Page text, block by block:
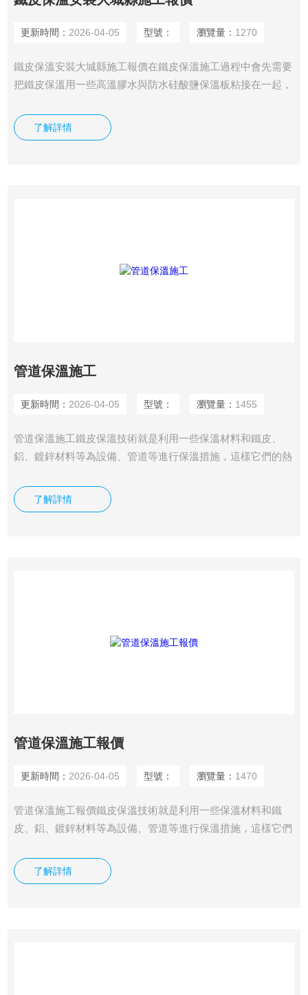
更新時間： 2026-04-05 型號： 瀏覽量： 1270
鐵皮保溫安裝大城縣施工報價在鐵皮保溫施工過程中會先需要
把鐵皮保溫用一些高溫膠水與防水硅酸鹽保溫板粘接在一起，
刷一些防水涂料，把相應的薄鋁板安裝好，這是鐵皮保溫施工
工藝的*步。
了解詳情
管道保溫施工
更新時間： 2026-04-05 型號： 瀏覽量： 1455
管道保溫施工鐵皮保溫技術就是利用一些保溫材料和鐵皮、
鋁、鍍鋅材料等為設備、管道等進行保溫措施，這樣它們的熱
有時會影響設備和管道的正常工作，比如低溫會凍裂管道，所
以也需鐵皮保溫技術來保護它們，使其在低溫環(huán)境下也
了解詳情
管道保溫施工報價
更新時間： 2026-04-05 型號： 瀏覽量： 1470
管道保溫施工報價鐵皮保溫技術就是利用一些保溫材料和鐵
皮、鋁、鍍鋅材料等為設備、管道等進行保溫措施，這樣它們
低溫有時會影響設備和管道的正常工作，比如低溫會凍裂管
道，所以也需鐵皮保溫技術來保護它們，使其在低溫環(huán)
了解詳情